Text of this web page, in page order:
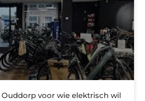
voor wie elektrisch wil